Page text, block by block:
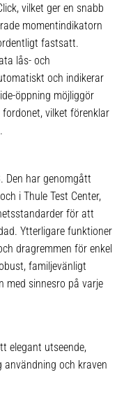
vilket ger en snabb
momentindikatorn
fastsatt.
lås- och
och indikerar
öppning möjliggör
vilket förenklar
Den har genomgått
i Thule Test Center,
för att
Ytterligare funktioner
dragremmen för enkel
familjevänligt
med sinnesro på varje
elegant utseende,
och kraven